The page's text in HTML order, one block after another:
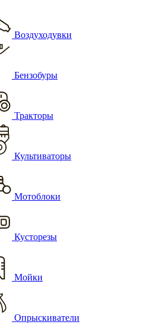
Воздуходувки
Бензобуры
Тракторы
Культиваторы
Мотоблоки
Кусторезы
Мойки
Опрыскиватели